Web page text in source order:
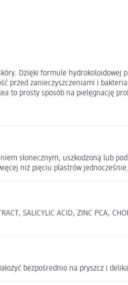
Dzięki formule hydrokoloidowej
przed zanieczyszczeniami i
to prosty sposób na pielęgnację
słonecznym, uszkodzoną lub
niż pięciu plastrów
SALICYLIC ACID, ZINC PCA,
bezpośrednio na pryszcz i